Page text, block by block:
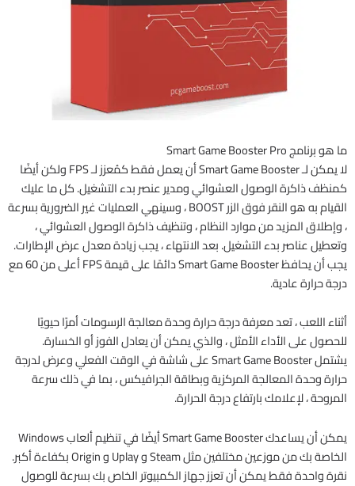
ما هو برنامج Smart Game Booster Pro
لا يمكن لـ Smart Game Booster أن يعمل فقط كمُعزز لـ FPS ولكن أيضًا
كمنظف ذاكرة الوصول العشوائي ومدير عنصر بدء التشغيل. كل ما عليك
القيام به هو النقر فوق الزر BOOST ، وسينهي العمليات غير الضرورية بسرعة
، وإطلاق المزيد من موارد النظام ، وتنظيف ذاكرة الوصول العشوائي ،
وتعطيل عناصر بدء التشغيل. بعد الانتهاء ، يجب زيادة معدل عرض الإطارات.
يجب أن يحافظ Smart Game Booster دائمًا على قيمة FPS أعلى من 60 مع
درجة حرارة عادية.
أثناء اللعب ، تعد معرفة درجة حرارة وحدة معالجة الرسومات أمرًا حيويًا
للحصول على الأداء الأمثل ، والذي يمكن أن يعادل الفوز أو الخسارة.
يشتمل Smart Game Booster على شاشة في الوقت الفعلي وعرض لدرجة
حرارة وحدة المعالجة المركزية وبطاقة الجرافيكس ، بما في ذلك سرعة
المروحة ، لإعلامك بارتفاع درجة الحرارة.
يمكن أن يساعدك Smart Game Booster أيضًا في تنظيم ألعاب Windows
الخاصة بك من موزعين مختلفين مثل Steam و Uplay و Origin بكفاءة أكبر.
نقرة واحدة فقط يمكن أن تعزز جهاز الكمبيوتر الخاص بك بسرعة للوصول